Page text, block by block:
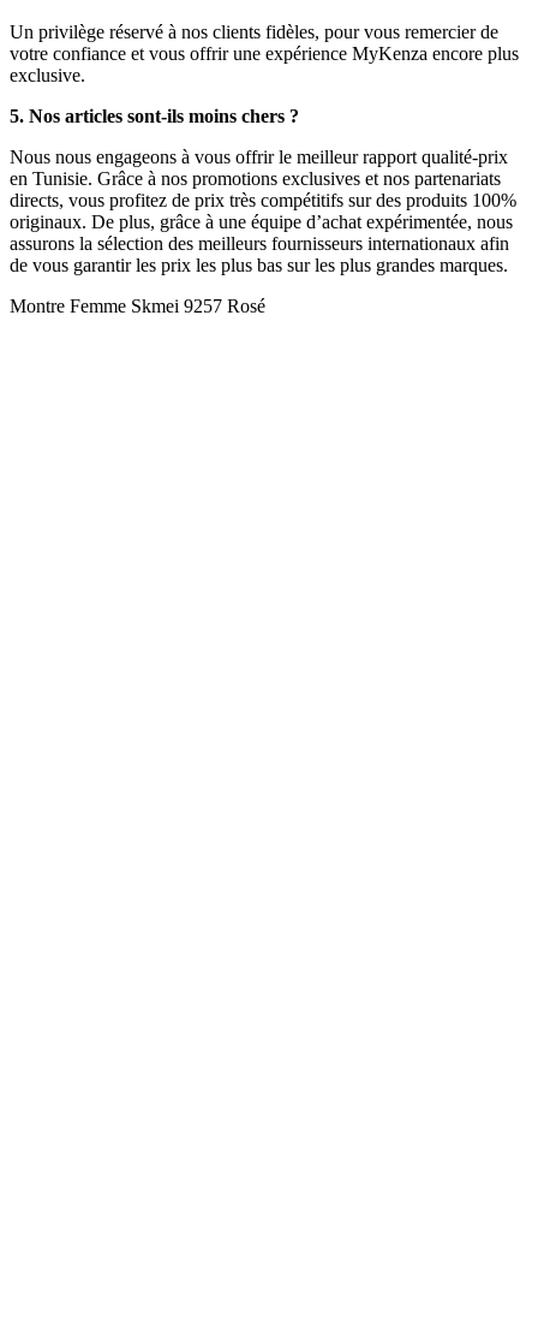
Un privilège réservé à nos clients fidèles, pour vous remercier de
votre confiance et vous offrir une expérience MyKenza encore plus
exclusive.
5. Nos articles sont-ils moins chers ?
Nous nous engageons à vous offrir le meilleur rapport qualité-prix
en Tunisie. Grâce à nos promotions exclusives et nos partenariats
directs, vous profitez de prix très compétitifs sur des produits 100%
originaux. De plus, grâce à une équipe d’achat expérimentée, nous
assurons la sélection des meilleurs fournisseurs internationaux afin
de vous garantir les prix les plus bas sur les plus grandes marques.
Montre Femme Skmei 9257 Rosé